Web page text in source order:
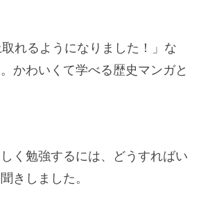
れるようになりました！」な
かわいくて学べる歴史マンガと
く勉強するには、どうすればい
きしました。